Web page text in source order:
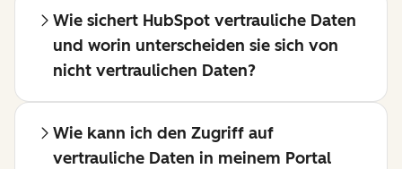
Wie sichert HubSpot vertrauliche Daten
und worin unterscheiden sie sich von
nicht vertraulichen Daten?
Wie kann ich den Zugriff auf
vertrauliche Daten in meinem Portal